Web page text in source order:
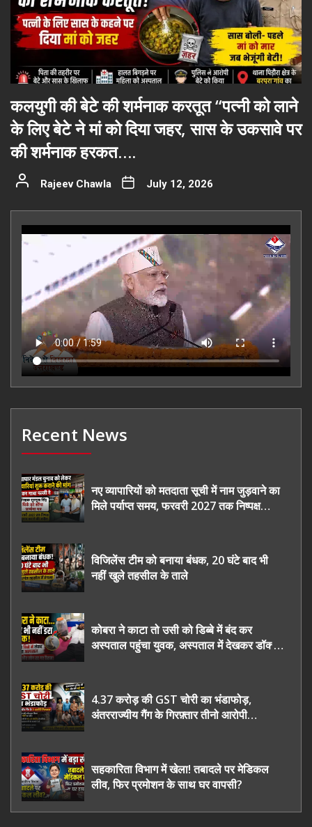
कलयुगी की बेटे की शर्मनाक करतूत “पत्नी को लाने
के लिए बेटे ने मां को दिया जहर, सास के उकसावे पर
की शर्मनाक हरकत….
Rajeev Chawla July 12, 2026
Recent News
नए व्यापारियों को मतदाता सूची में नाम जुड़वाने का
मिले पर्याप्त समय, फरवरी 2027 तक निष्पक्ष
विजिलेंस टीम को बनाया बंधक, 20 घंटे बाद भी
नहीं खुले तहसील के ताले
कोबरा ने काटा तो उसी को डिब्बे में बंद कर
अस्पताल पहुंचा युवक, अस्पताल में देखकर डॉक्टर
4.37 करोड़ की GST चोरी का भंडाफोड़,
अंतरराज्यीय गैंग के गिरफ़्तार तीनो आरोपी
सहकारिता विभाग में खेला! तबादले पर मेडिकल
लीव, फिर प्रमोशन के साथ घर वापसी?